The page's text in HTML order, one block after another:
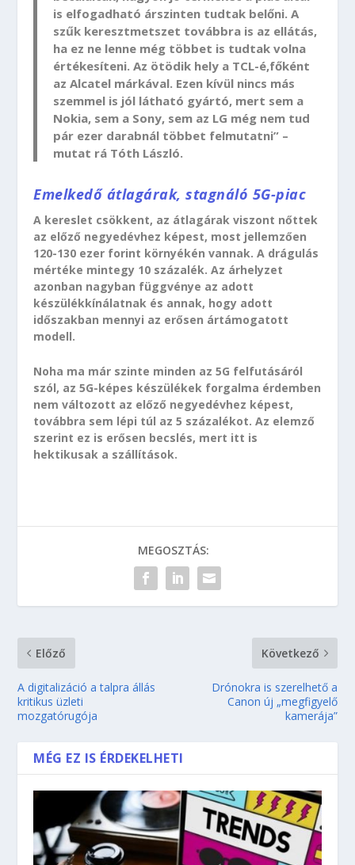
is elfogadható árszinten tudtak belőni. A
szűk keresztmetszet továbbra is az ellátás,
ha ez ne lenne még többet is tudtak volna
értékesíteni. Az ötödik hely a TCL-é,főként
az Alcatel márkával. Ezen kívül nincs más
szemmel is jól látható gyártó, mert sem a
Nokia, sem a Sony, sem az LG még nem tud
pár ezer darabnál többet felmutatni” –
mutat rá Tóth László.
Emelkedő átlagárak, stagnáló 5G-piac
A kereslet csökkent, az átlagárak viszont nőttek
az előző negyedévhez képest, most jellemzően
120-130 ezer forint környékén vannak. A drágulás
mértéke mintegy 10 százalék. Az árhelyzet
azonban nagyban függvénye az adott
készülékkínálatnak és annak, hogy adott
időszakban mennyi az erősen ártámogatott
modell.
Noha ma már szinte minden az 5G felfutásáról
szól, az 5G-képes készülékek forgalma érdemben
nem változott az előző negyedévhez képest,
továbbra sem lépi túl az 5 százalékot. Az elemző
szerint ez is erősen becslés, mert itt is
hektikusak a szállítások.
MEGOSZTÁS:
Előző
A digitalizáció a talpra állás
kritikus üzleti
mozgatórugója
Következő
Drónokra is szerelhető a
Canon új „megfigyelő
kamerája”
MÉG EZ IS ÉRDEKELHETI